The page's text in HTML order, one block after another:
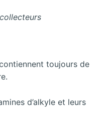
toujours de
d’alkyle et leurs